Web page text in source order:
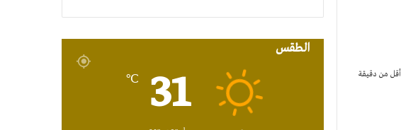
أقل من دقيقة
الطقس
31
℃